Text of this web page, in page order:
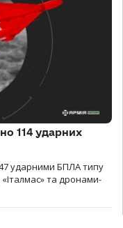
114 ударних
ударними БПЛА типу
та дронами-